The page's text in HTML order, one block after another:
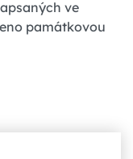
ve
památkovou